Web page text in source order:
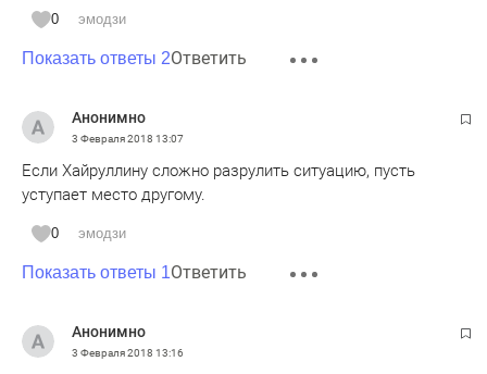
прошло на "поддержку с/х" 26 млрд. средств фед. и респ.
бюджетов и 12 млрд. достались ВАМИНу, после чего тот
"успешно" обанкротился! В той же теме было выступление
миллиарда бюджетных средств на псевдозакупках
ВАМИНом удобрений. Все руководство РТ, включая
мнением депутата", а не "заявлением о преступлении".
С тех пор ничего не изменилось - то же руководство
Минсельхоза РТ с такой же крайней непрозрачностью
Во всем мире считается, что любой получатель
контролируем публичными средствами. То есть все
получатели субсидий, дотаций, грантов и т.д. должны
0 эмодзи
Показать ответы 2Ответить
Анонимно
3 Февраля 2018 13:07
Если Хайруллину сложно разрулить ситуацию, пусть
уступает место другому.
0 эмодзи
Показать ответы 1Ответить
Анонимно
3 Февраля 2018 13:16